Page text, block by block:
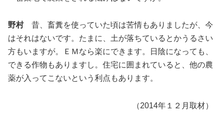
野村昔、畜糞を使っていた頃は苦情もありましたが、今
はそれはないです。たまに、土が落ちているとかうるさい
方もいますが。ＥＭなら楽にできます。日陰になっても、
できる作物もありますし。住宅に囲まれていると、他の農
薬が入ってこないという利点もあります。
（2014年１２月取材）